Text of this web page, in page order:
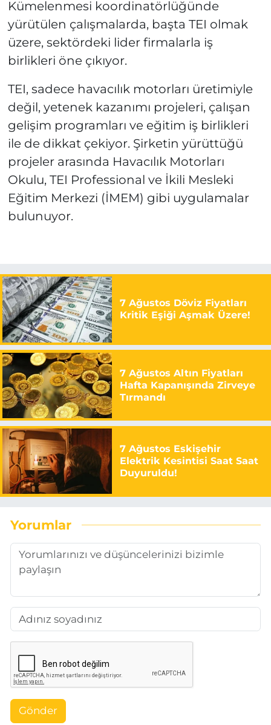
Kümelenmesi koordinatörlüğünde
yürütülen çalışmalarda, başta TEI olmak
üzere, sektördeki lider firmalarla iş
birlikleri öne çıkıyor.
TEI, sadece havacılık motorları üretimiyle
değil, yetenek kazanımı projeleri, çalışan
gelişim programları ve eğitim iş birlikleri
ile de dikkat çekiyor. Şirketin yürüttüğü
projeler arasında Havacılık Motorları
Okulu, TEI Professional ve İkili Mesleki
Eğitim Merkezi (İMEM) gibi uygulamalar
bulunuyor.
7 Ağustos Döviz Fiyatları
Kritik Eşiği Aşmak Üzere!
7 Ağustos Altın Fiyatları
Hafta Kapanışında Zirveye
Tırmandı
7 Ağustos Eskişehir
Elektrik Kesintisi Saat Saat
Duyuruldu!
Yorumlar
Gönder